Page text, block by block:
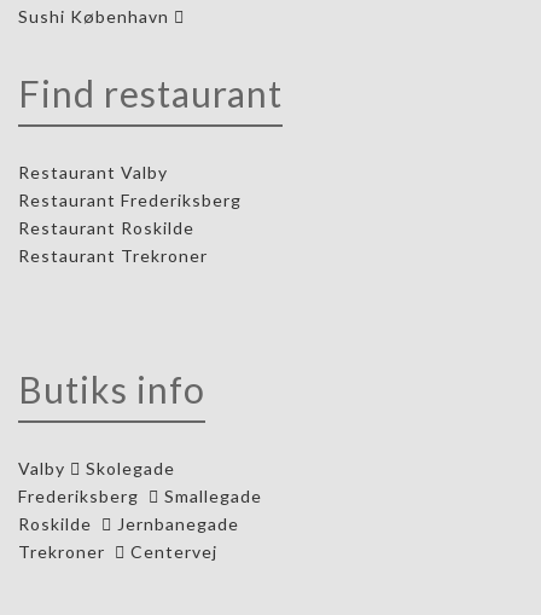
Sushi København
Find restaurant
Restaurant Valby
Restaurant Frederiksberg
Restaurant Roskilde
Restaurant Trekroner
Butiks info
Valby
Skolegade
Frederiksberg
Smallegade
Roskilde
Jernbanegade
Trekroner
Centervej